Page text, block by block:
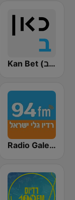
Kan Bet (כאן ב' / רשת ב')
Radio Galey Israel (רדיו גלי ישראל)